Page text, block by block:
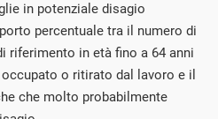
in potenziale disagio
percentuale tra il numero di
riferimento in età fino a 64 anni
o ritirato dal lavoro e il
che molto probabilmente